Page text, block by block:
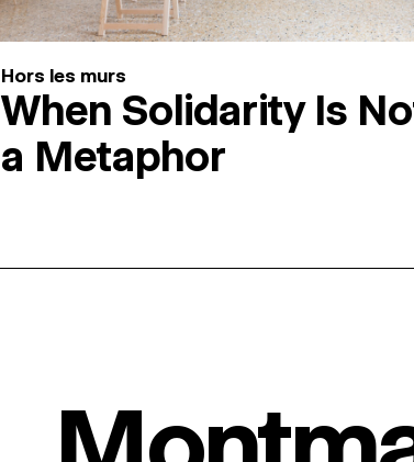
Hors les murs
When Solidarity Is
a Metaphor